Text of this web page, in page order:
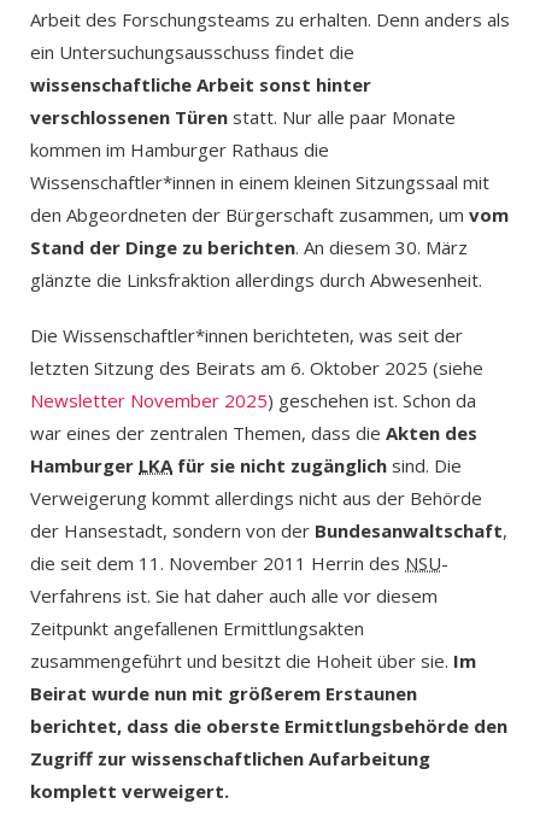
Arbeit des Forschungsteams zu erhalten. Denn anders als
ein Untersuchungsausschuss findet die
wissenschaftliche Arbeit sonst hinter
verschlossenen Türen statt. Nur alle paar Monate
kommen im Hamburger Rathaus die
Wissenschaftler*innen in einem kleinen Sitzungssaal mit
den Abgeordneten der Bürgerschaft zusammen, um vom
Stand der Dinge zu berichten. An diesem 30. März
glänzte die Linksfraktion allerdings durch Abwesenheit.
Die Wissenschaftler*innen berichteten, was seit der
letzten Sitzung des Beirats am 6. Oktober 2025 (siehe
Newsletter November 2025) geschehen ist. Schon da
war eines der zentralen Themen, dass die Akten des
Hamburger LKAfür sie nicht zugänglich sind. Die
Verweigerung kommt allerdings nicht aus der Behörde
der Hansestadt, sondern von der Bundesanwaltschaft,
die seit dem 11. November 2011 Herrin des NSU-
Verfahrens ist. Sie hat daher auch alle vor diesem
Zeitpunkt angefallenen Ermittlungsakten
zusammengeführt und besitzt die Hoheit über sie. Im
Beirat wurde nun mit größerem Erstaunen
berichtet, dass die oberste Ermittlungsbehörde den
Zugriff zur wissenschaftlichen Aufarbeitung
komplett verweigert.